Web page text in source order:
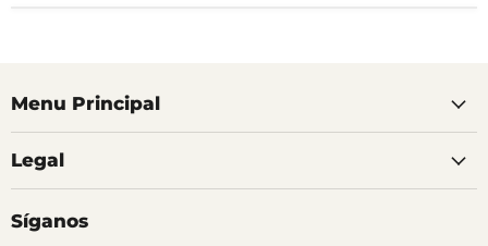
Menu Principal
Legal
Síganos